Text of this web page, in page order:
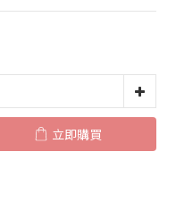
立即購買